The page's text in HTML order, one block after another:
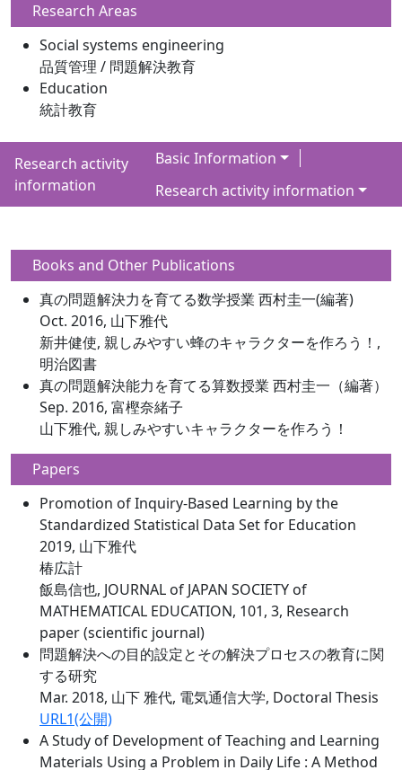
Research Areas
Social systems engineering
品質管理 / 問題解決教育
Education
統計教育
Research activity
information
Basic Information
Research activity information
Books and Other Publications
真の問題解決力を育てる数学授業 西村圭一(編著)
Oct. 2016, 山下雅代
新井健使, 親しみやすい蜂のキャラクターを作ろう！,
明治図書
真の問題解決能力を育てる算数授業 西村圭一（編著）
Sep. 2016, 富樫奈緒子
山下雅代, 親しみやすいキャラクターを作ろう！
Papers
Promotion of Inquiry-Based Learning by the
Standardized Statistical Data Set for Education
2019, 山下雅代
椿広計
飯島信也, JOURNAL of JAPAN SOCIETY of
MATHEMATICAL EDUCATION, 101, 3, Research
paper (scientific journal)
問題解決への目的設定とその解決プロセスの教育に関
する研究
Mar. 2018, 山下 雅代, 電気通信大学, Doctoral Thesis
URL1(公開)
A Study of Development of Teaching and Learning
Materials Using a Problem in Daily Life : A Method